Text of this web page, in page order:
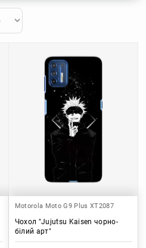
Motorola Moto G9 Plus XT2087
Чохол "Jujutsu Kaisen чорно-
білий арт"